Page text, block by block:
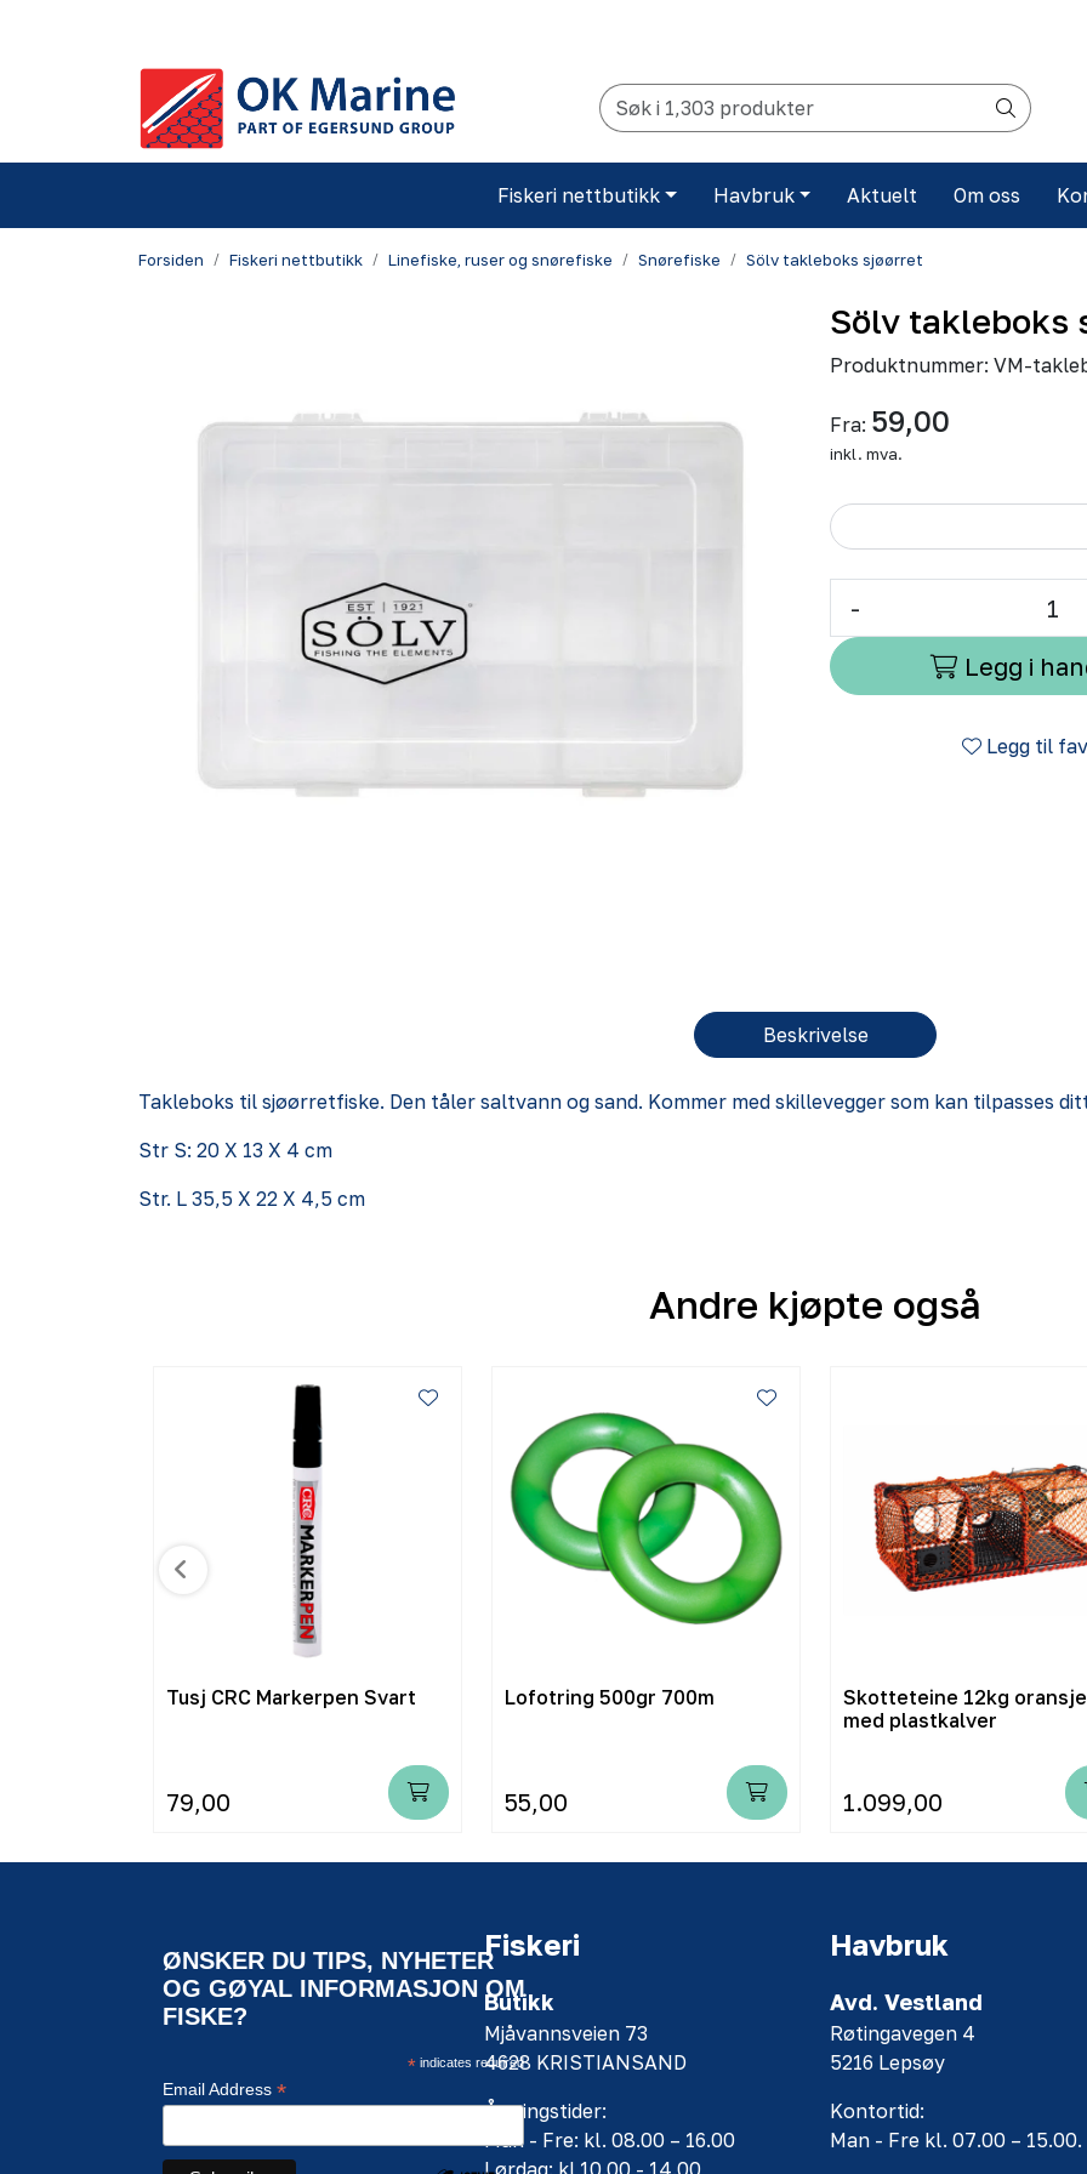
Fiskeri nettbutikk Havbruk Aktuelt Om oss
Forsiden Fiskeri nettbutikk Linefiske, ruser og snørefiske Snørefiske Sölv takleboks sjøørret
Sölv takleboks
Produktnummer: VM-
Fra: 59,00
inkl. mva.
-
Legg i
Legg til
Beskrivelse
Takleboks til sjøørretfiske. Den tåler saltvann og sand. Kommer med skillevegger som kan tilpasses
Str S: 20 X 13 X 4 cm
Str. L 35,5 X 22 X 4,5 cm
Andre kjøpte også
Tusj CRC Markerpen Svart
79,00
Lofotring 500gr 700m
55,00
Skotteteine 12kg oransje
med plastkalver
1.099,00
ØNSKER DU TIPS, NYHETER
OG GØYAL INFORMASJON OM
FISKE?
*indicates required
Email Address *
Fiskeri
Butikk
Mjåvannsveien 73
4628 KRISTIANSAND
Åpningstider:
Man - Fre: kl. 08.00 – 16.00
Lørdag: kl 10.00 - 14.00
Havbruk
Avd. Vestland
Røtingavegen 4
5216 Lepsøy
Kontortid:
Man - Fre kl. 07.00 – 15.00.